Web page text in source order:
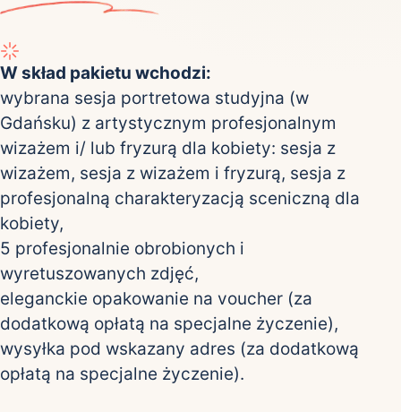
W skład pakietu wchodzi:
wybrana sesja portretowa studyjna (w
Gdańsku) z artystycznym profesjonalnym
wizażem i/ lub fryzurą dla kobiety: sesja z
wizażem, sesja z wizażem i fryzurą, sesja z
profesjonalną charakteryzacją sceniczną dla
kobiety,
5 profesjonalnie obrobionych i
wyretuszowanych zdjęć,
eleganckie opakowanie na voucher (za
dodatkową opłatą na specjalne życzenie),
wysyłka pod wskazany adres (za dodatkową
opłatą na specjalne życzenie).